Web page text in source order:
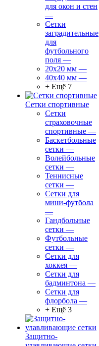
для окон и стен
—
Сетки
заградительные
для
футбольного
поля —
20х20 мм —
40х40 мм —
+ Ещё 7
Сетки спортивные
Сетки
страховочные
спортивные —
Баскетбольные
сетки —
Волейбольные
сетки —
Теннисные
сетки —
Сетки для
мини-футбола
—
Гандбольные
сетки —
Футбольные
сетки —
Сетки для
хоккея —
Сетки для
бадминтона —
Сетки для
флорбола —
+ Ещё 3
Защитно-